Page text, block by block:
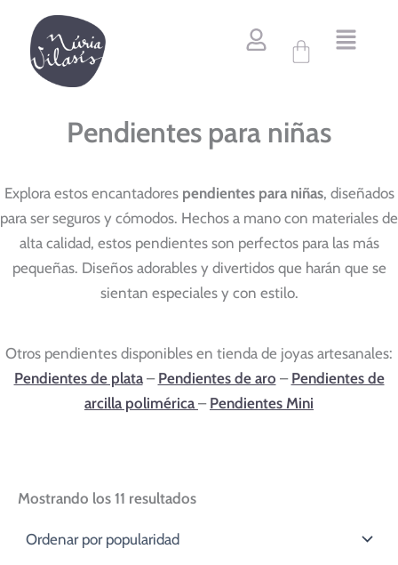
contenido
Carrito
Pendientes para niñas
Explora estos encantadores pendientes para niñas, diseñados
para ser seguros y cómodos. Hechos a mano con materiales de
alta calidad, estos pendientes son perfectos para las más
pequeñas. Diseños adorables y divertidos que harán que se
sientan especiales y con estilo.
Otros pendientes disponibles en tienda de joyas artesanales:
Pendientes de plata– Pendientes de aro – Pendientes de
arcilla polimérica – Pendientes Mini
Mostrando los 11 resultados
popularidad